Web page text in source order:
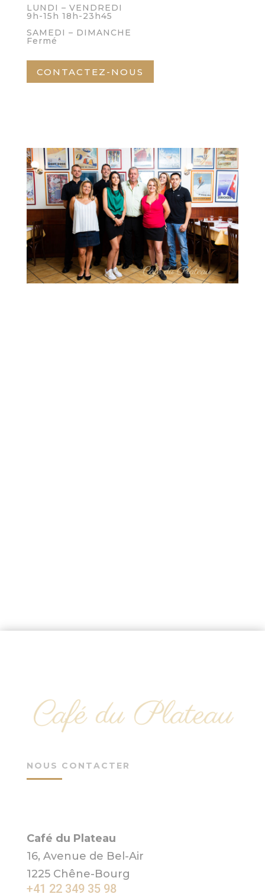
LUNDI – VENDREDI
9h-15h 18h-23h45
SAMEDI – DIMANCHE
Fermé
CONTACTEZ-NOUS
NOUS CONTACTER
Café du Plateau
16, Avenue de Bel-Air
1225 Chêne-Bourg
+41 22 349 35 98